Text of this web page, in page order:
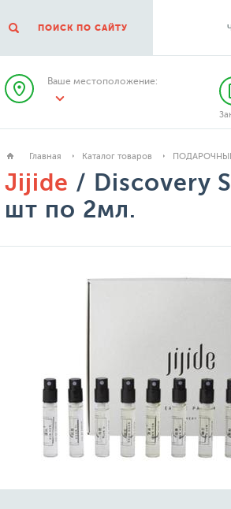
ПОИСК ПО САЙТУ
Ваше местоположение:
Главная Каталог товаров
Jijide / Discovery
шт по 2мл.